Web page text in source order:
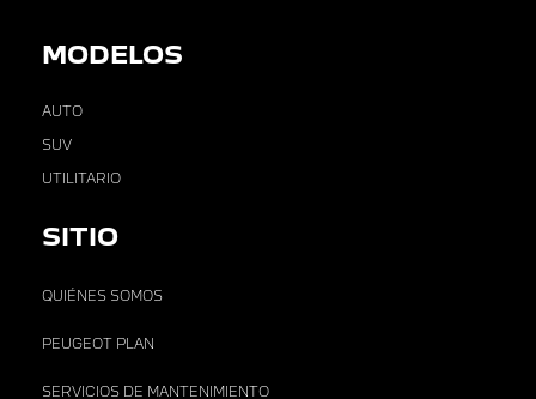
MODELOS
AUTO
SUV
UTILITARIO
SITIO
QUIÉNES SOMOS
PEUGEOT PLAN
SERVICIOS DE MANTENIMIENTO